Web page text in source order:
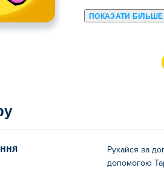
ПОКАЗАТИ БІЛЬШЕ
в Yokai Dungeon. Yokai
Рухайся за
допомогою